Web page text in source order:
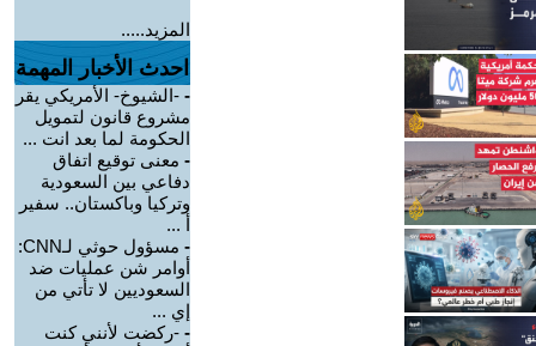
المزيد.....
احدث الأخبار المهمة
- -الشيوخ- الأمريكي يقر
مشروع قانون لتمويل
الحكومة لما بعد انت ...
- معنى توقيع اتفاق
دفاعي بين السعودية
وتركيا وباكستان.. سفير
أ ...
-
مسؤول حوثي لـCNN:
أوامر شن عمليات ضد
السعوديين لا تأتي من
إي ...
- -ركضت لأنني كنت